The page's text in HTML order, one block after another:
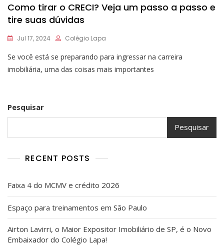
Como tirar o CRECI? Veja um passo a passo e
tire suas dúvidas
Jul 17, 2024 Colégio Lapa
Se você está se preparando para ingressar na carreira
imobiliária, uma das coisas mais importantes
Pesquisar
Pesquisar
RECENT POSTS
Faixa 4 do MCMV e crédito 2026
Espaço para treinamentos em São Paulo
Airton Lavirri, o Maior Expositor Imobiliário de SP, é o Novo
Embaixador do Colégio Lapa!